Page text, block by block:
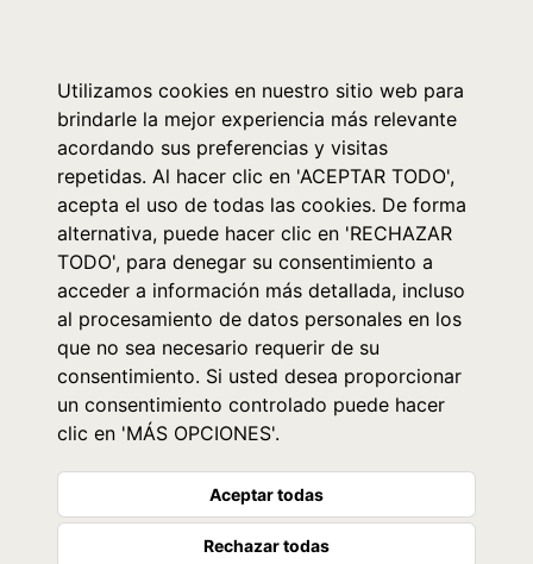
Utilizamos cookies en nuestro sitio web para
brindarle la mejor experiencia más relevante
acordando sus preferencias y visitas
repetidas. Al hacer clic en 'ACEPTAR TODO',
acepta el uso de todas las cookies. De forma
alternativa, puede hacer clic en 'RECHAZAR
TODO', para denegar su consentimiento a
acceder a información más detallada, incluso
al procesamiento de datos personales en los
que no sea necesario requerir de su
consentimiento. Si usted desea proporcionar
un consentimiento controlado puede hacer
clic en 'MÁS OPCIONES'.
Aceptar todas
Rechazar todas